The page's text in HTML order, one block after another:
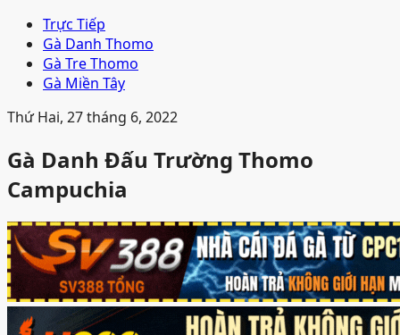
Trực Tiếp
Gà Danh Thomo
Gà Tre Thomo
Gà Miền Tây
Thứ Hai, 27 tháng 6, 2022
Gà Danh Đấu Trường Thomo
Campuchia